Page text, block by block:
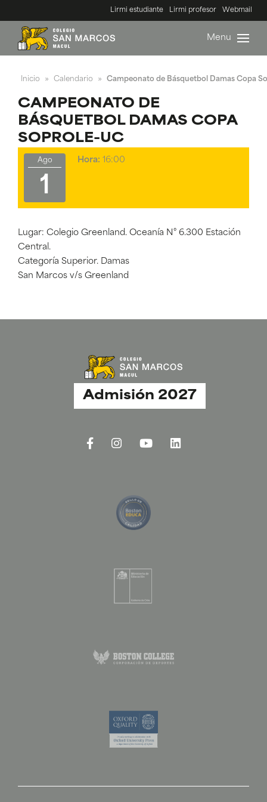
Lirmi estudiante Lirmi profesor Webmail
Menu
Inicio » Calendario » Campeonato de Básquetbol Damas Copa
CAMPEONATO DE
BÁSQUETBOL DAMAS COPA
SOPROLE-UC
Ago
1
Hora: 16:00
Lugar: Colegio Greenland. Oceanía N° 6.300 Estación
Central.
Categoría Superior. Damas
San Marcos v/s Greenland
Admisión 2027